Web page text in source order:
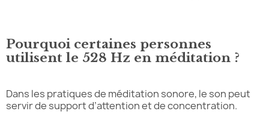
Pourquoi certaines personnes
utilisent le 528 Hz en méditation ?
Dans les pratiques de méditation sonore, le son peut
servir de support d’attention et de concentration.